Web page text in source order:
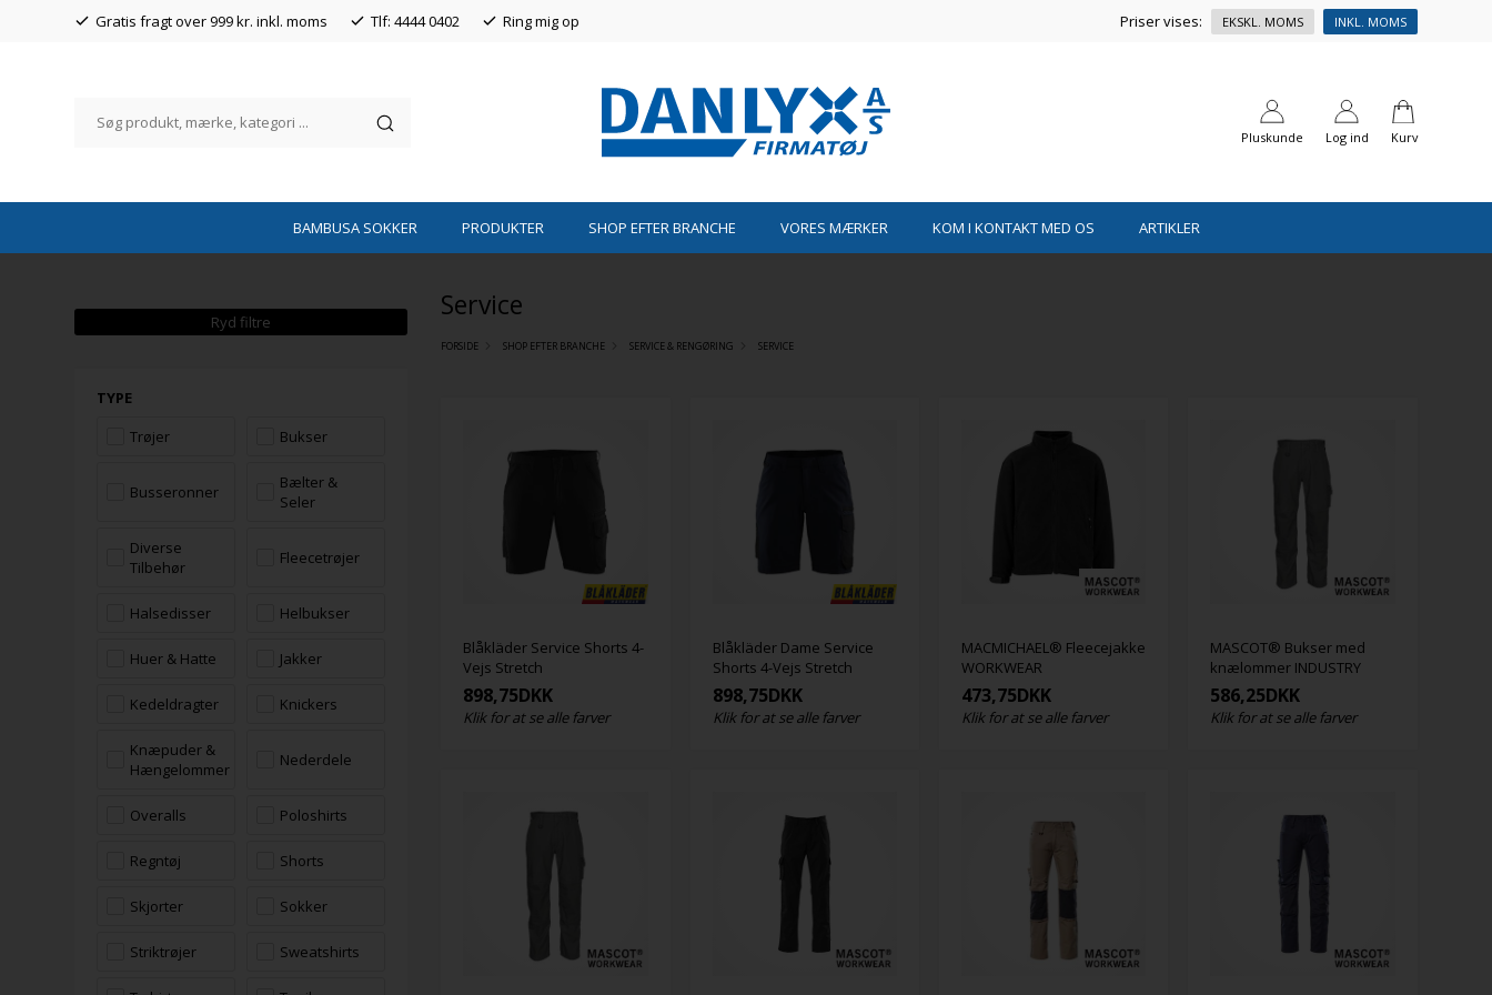
Gratis fragt over 999 kr. inkl. moms Tlf: 4444 0402 Ring mig op Priser vises: EKSKL. MOMS INKL. MOMS
Pluskunde Log ind Kurv
BAMBUSA SOKKER PRODUKTER SHOP EFTER BRANCHE VORES MÆRKER KOM I KONTAKT MED OS ARTIKLER
Ryd filtre
TYPE
Trøjer
Bukser
Busseronner
Bælter &
Seler
Diverse
Tilbehør
Fleecetrøjer
Halsedisser Helbukser
Huer & Hatte Jakker
Kedeldragter Knickers
Knæpuder &
Hængelommer
Nederdele
Overalls Poloshirts
Regntøj Shorts
Skjorter Sokker
Striktrøjer Sweatshirts
Service
FORSIDE SHOP EFTER BRANCHE SERVICE & RENGØRING SERVICE
Blåkläder Service Shorts 4-
Vejs Stretch
898,75DKK
Klik for at se alle farver
Blåkläder Dame Service
Shorts 4-Vejs Stretch
898,75DKK
Klik for at se alle farver
MACMICHAEL® Fleecejakke
WORKWEAR
473,75DKK
Klik for at se alle farver
MASCOT® Bukser med
knælommer INDUSTRY
586,25DKK
Klik for at se alle farver